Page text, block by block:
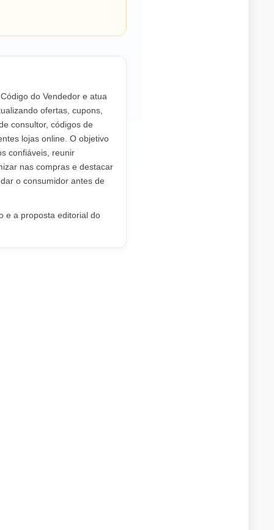
do Vendedor e atua
ofertas, cupons,
consultor, códigos de
lojas online. O objetivo
confiáveis, reunir
nas compras e destacar
o consumidor antes de
e a proposta editorial do